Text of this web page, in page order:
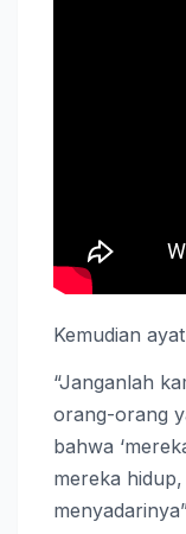
Kemudian
“Janganlah
orang-orang
bahwa
mereka